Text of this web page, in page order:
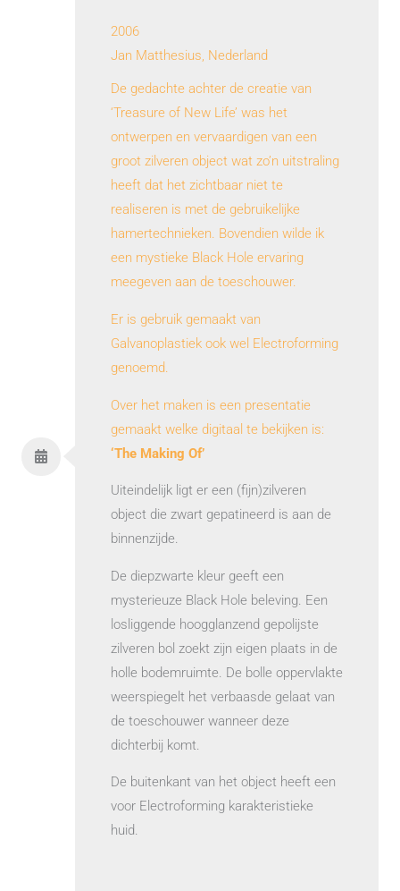
2006
Jan Matthesius, Nederland
De gedachte achter de creatie van
‘Treasure of New Life’ was het
ontwerpen en vervaardigen van een
groot zilveren object wat zo’n uitstraling
heeft dat het zichtbaar niet te
realiseren is met de gebruikelijke
hamertechnieken. Bovendien wilde ik
een mystieke Black Hole ervaring
meegeven aan de toeschouwer.
Er is gebruik gemaakt van
Galvanoplastiek ook wel Electroforming
genoemd.
Over het maken is een presentatie
gemaakt welke digitaal te bekijken is:
‘The Making Of’
Uiteindelijk ligt er een (fijn)zilveren
object die zwart gepatineerd is aan de
binnenzijde.
De diepzwarte kleur geeft een
mysterieuze Black Hole beleving. Een
losliggende hoogglanzend gepolijste
zilveren bol zoekt zijn eigen plaats in de
holle bodemruimte. De bolle oppervlakte
weerspiegelt het verbaasde gelaat van
de toeschouwer wanneer deze
dichterbij komt.
De buitenkant van het object heeft een
voor Electroforming karakteristieke
huid.